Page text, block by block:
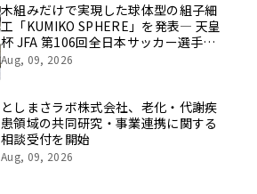
木組みだけで実現した球体型の組子細
工「KUMIKO SPHERE」を発表― 天皇
杯 JFA 第106回全日本サッカー選手権
大会の公式ビジュアルにも採用 ―
Aug, 09, 2026
としまさラボ株式会社、老化・代謝疾
患領域の共同研究・事業連携に関する
相談受付を開始
Aug, 09, 2026